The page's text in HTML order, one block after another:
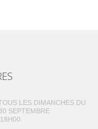
LES DIMANCHES DU
SEPTEMBRE